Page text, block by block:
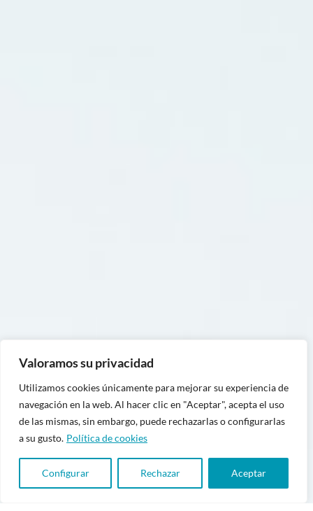
Valoramos su privacidad
Utilizamos cookies únicamente para mejorar su experiencia de
navegación en la web. Al hacer clic en "Aceptar", acepta el uso
de las mismas, sin embargo, puede rechazarlas o configurarlas
a su gusto. Política de cookies
Configurar Rechazar Aceptar